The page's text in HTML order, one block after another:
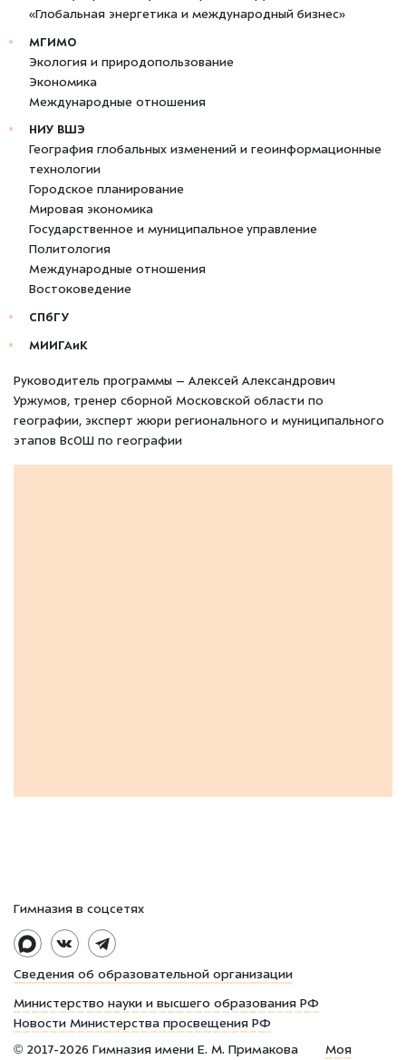
«Глобальная энергетика и международный бизнес»
МГИМО
Экология и природопользование
Экономика
Международные отношения
НИУ ВШЭ
География глобальных изменений и геоинформационные
технологии
Городское планирование
Мировая экономика
Государственное и муниципальное управление
Политология
Международные отношения
Востоковедение
СПбГУ
МИИГАиК
Руководитель программы – Алексей Александрович
Уржумов, тренер сборной Московской области по
географии, эксперт жюри регионального и муниципального
этапов ВсОШ по географии
Сведения об образовательной организации
Министерство науки и высшего образования РФ
Новости Министерства просвещения РФ
© 2017-2026 Гимназия имени Е. М. Примакова Моя
Гимназия в соцсетях